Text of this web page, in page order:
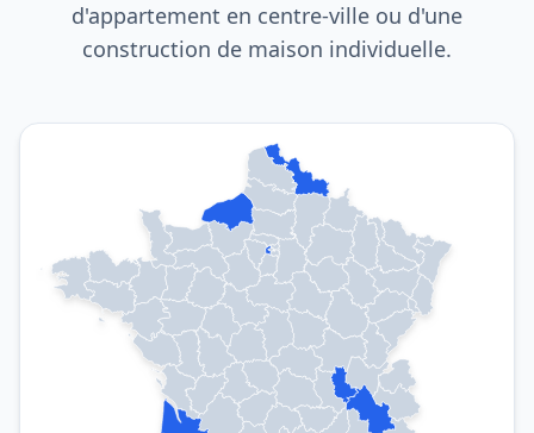
d'appartement en centre-ville ou d'une
construction de maison individuelle.